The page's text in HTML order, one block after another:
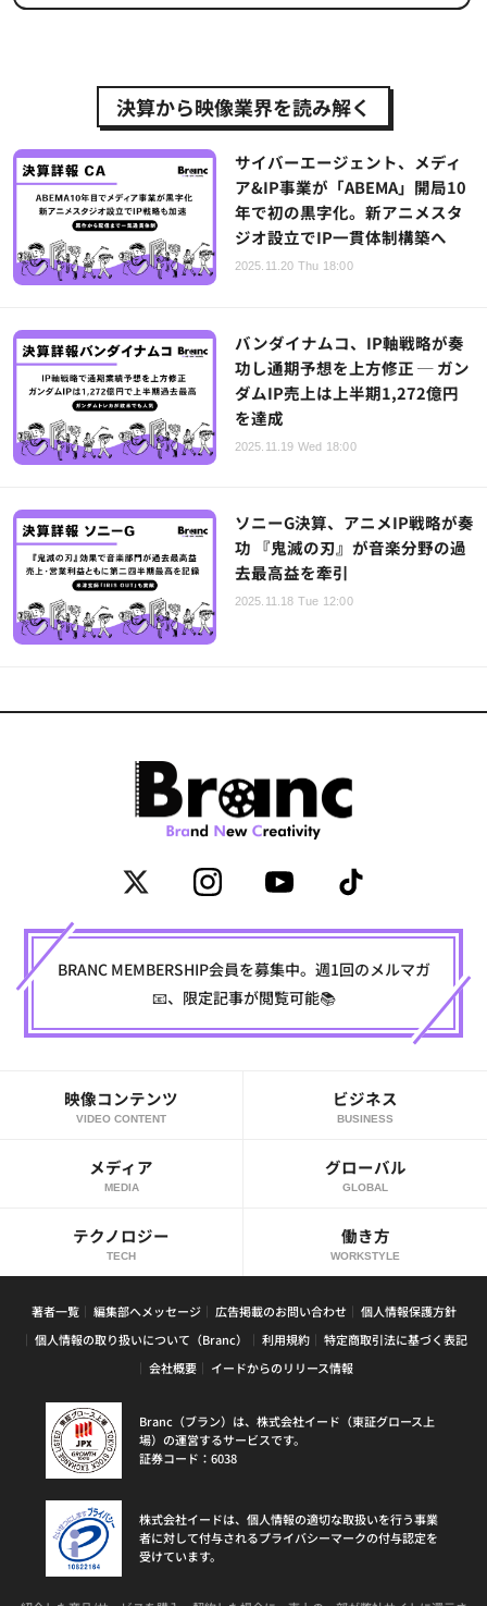
決算から映像業界を読み解く
サイバーエージェント、メディ
ア&IP事業が「ABEMA」開局10
年で初の黒字化。新アニメスタ
ジオ設立でIP一貫体制構築へ
2025.11.20 Thu 18:00
バンダイナムコ、IP軸戦略が奏
功し通期予想を上方修正 ─ ガン
ダムIP売上は上半期1,272億円
を達成
2025.11.19 Wed 18:00
ソニーG決算、アニメIP戦略が奏
功 『鬼滅の刃』が音楽分野の過
去最高益を牽引
2025.11.18 Tue 12:00
BRANC MEMBERSHIP会員を募集中。週1回のメルマガ
📧、限定記事が閲覧可能📚
映像コンテンツ
VIDEO CONTENT
ビジネス
BUSINESS
メディア
MEDIA
グローバル
GLOBAL
テクノロジー
TECH
働き方
WORKSTYLE
著者一覧 編集部へメッセージ 広告掲載のお問い合わせ
個人情報保護方針
個人情報の取り扱いについて（Branc）
利用規約
特定商取引法に基づく表記
会社概要
イードからのリリース情報
Branc（ブラン）は、株式会社イード（東証グロース上
場）の運営するサービスです。
証券コード：6038
株式会社イードは、個人情報の適切な取扱いを行う事業
者に対して付与されるプライバシーマークの付与認定を
受けています。